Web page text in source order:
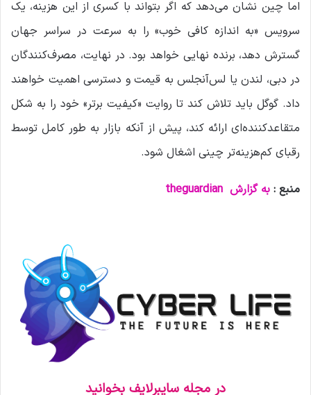
اما چین نشان می‌دهد که اگر بتواند با کسری از این هزینه، یک
سرویس «به اندازه کافی خوب» را به سرعت در سراسر جهان
گسترش دهد، برنده نهایی خواهد بود. در نهایت، مصرف‌کنندگان
در دبی، لندن یا لس‌آنجلس به قیمت و دسترسی اهمیت خواهند
داد. گوگل باید تلاش کند تا روایت «کیفیت برتر» خود را به شکل
متقاعدکننده‌ای ارائه کند، پیش از آنکه بازار به طور کامل توسط
رقبای کم‌هزینه‌تر چینی اشغال شود.
منبع : به گزارش theguardian
در مجله سایبرلایف بخوانید